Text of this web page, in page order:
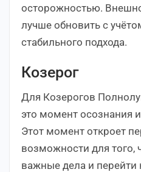
осторожностью.
лучше обновить с
стабильного подхода.
Козерог
Для Козерогов
это момент осознания
Этот момент откроет
возможности для того,
важные дела и перейти